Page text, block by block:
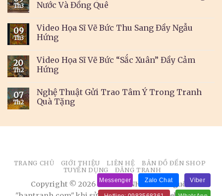
Th3
Nước Và Đồng Quê
09
Th3
Video Họa Sĩ Vẽ Bức Thu Sang Đầy Ngẫu
Hứng
20
Th2
Video Họa Sĩ Vẽ Bức “Sắc Xuân” Đầy Cảm
Hứng
07
Th2
Nghệ Thuật Gửi Trao Tâm Ý Trong Tranh
Quà Tặng
TRANG CHỦ GIỚI THIỆU LIÊN HỆ
BẢN ĐỒ ĐẾN SHOP
TUYỂN DỤNG
ĐĂNG TRANH
Copyright © 2026 BÁN TRANH. Ghi rõ nguồnViber
Zalo Chat
Messenger